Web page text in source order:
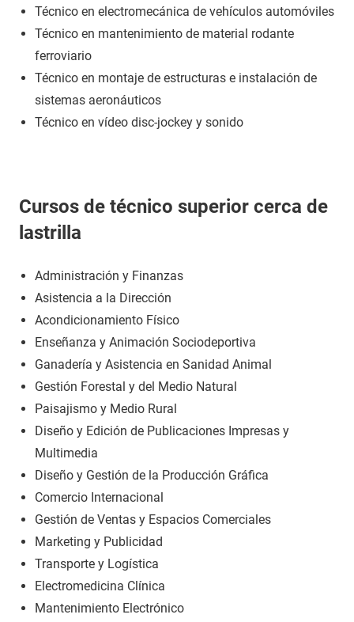
Técnico en electromecánica de vehículos automóviles
Técnico en mantenimiento de material rodante
ferroviario
Técnico en montaje de estructuras e instalación de
sistemas aeronáuticos
Técnico en vídeo disc-jockey y sonido
Cursos de técnico superior cerca de
lastrilla
Administración y Finanzas
Asistencia a la Dirección
Acondicionamiento Físico
Enseñanza y Animación Sociodeportiva
Ganadería y Asistencia en Sanidad Animal
Gestión Forestal y del Medio Natural
Paisajismo y Medio Rural
Diseño y Edición de Publicaciones Impresas y
Multimedia
Diseño y Gestión de la Producción Gráfica
Comercio Internacional
Gestión de Ventas y Espacios Comerciales
Marketing y Publicidad
Transporte y Logística
Electromedicina Clínica
Mantenimiento Electrónico